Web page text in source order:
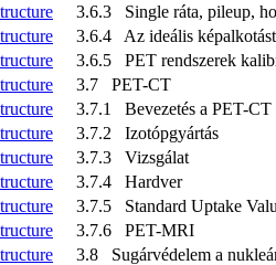
3.6.3 Single ráta, pileup,
3.6.4 Az ideális
3.6.5 PET rendszerek
3.7 PET-CT
3.7.1 Bevezetés a PET-CT
3.7.2 Izotópgyártás
3.7.3 Vizsgálat
3.7.4 Hardver
3.7.5 Standard Uptake
3.7.6 PET-MRI
3.8 Sugárvédelem a